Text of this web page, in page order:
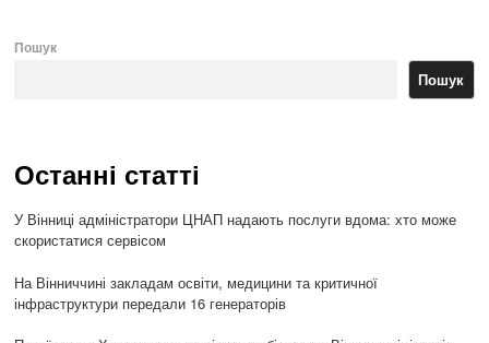
Пошук
Пошук
Останні статті
У Вінниці адміністратори ЦНАП надають послуги вдома: хто може
скористатися сервісом
На Вінниччині закладам освіти, медицини та критичної
інфраструктури передали 16 генераторів